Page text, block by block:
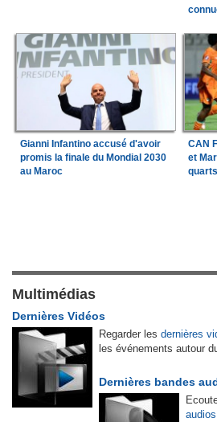
Gianni Infantino accusé d'avoir
promis la finale du Mondial 2030
au Maroc
CAN
et
quarts
Multimédias
Dernières Vidéos
Regarder les dernières
les événements autour
Dernières bandes
audios